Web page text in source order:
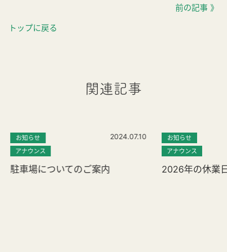
トップに戻る
前の記事 》
関連記事
お知らせ
アナウンス
2024.07.10
駐車場についてのご案内
お知らせ
アナウンス
2026年の休業